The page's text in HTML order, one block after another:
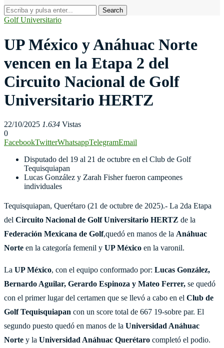
Golf Universitario
UP México y Anáhuac Norte
vencen en la Etapa 2 del
Circuito Nacional de Golf
Universitario HERTZ
22/10/2025 1.634 Vistas
0
FacebookTwitterWhatsappTelegramEmail
Disputado del 19 al 21 de octubre en el Club de Golf
Tequisquiapan
Lucas González y Zarah Fisher fueron campeones
individuales
Tequisquiapan, Querétaro (21 de octubre de 2025).- La 2da Etapa
del Circuito Nacional de Golf Universitario HERTZ de la
Federación Mexicana de Golf,quedó en manos de la Anáhuac
Norte en la categoría femenil y UP México en la varonil.
La UP México, con el equipo conformado por: Lucas González,
Bernardo Aguilar, Gerardo Espinoza y Mateo Ferrer, se quedó
con el primer lugar del certamen que se llevó a cabo en el Club de
Golf Tequisquiapan con un score total de 667 19-sobre par. El
segundo puesto quedó en manos de la Universidad Anáhuac
Norte y la Universidad Anáhuac Querétaro completó el podio.